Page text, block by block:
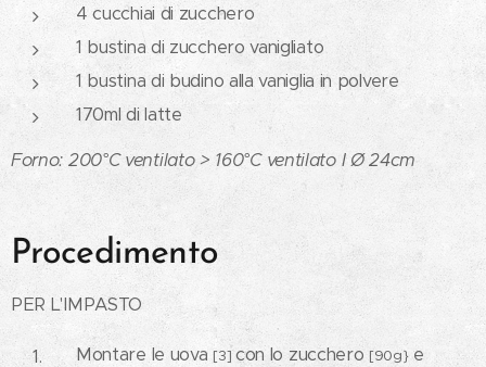
4 cucchiai di zucchero
1 bustina di zucchero vanigliato
1 bustina di budino alla vaniglia in polvere
170ml di latte
Forno: 200°C ventilato > 160°C ventilato IØ 24cm
Procedimento
PER L'IMPASTO
Montare le uova[3]con lo zucchero[90g}e